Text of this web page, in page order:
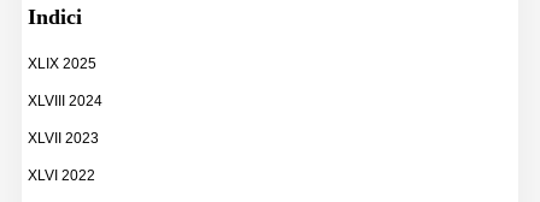
Indici
XLIX 2025
XLVIII 2024
XLVII 2023
XLVI 2022